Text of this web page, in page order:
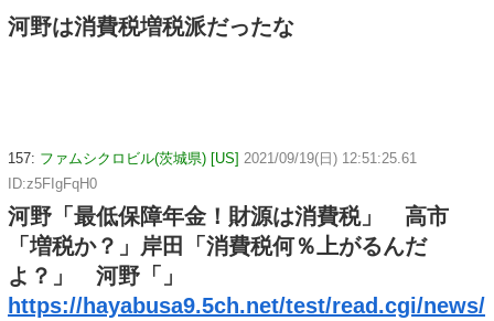
河野は消費税増税派だったな
157: ファムシクロビル(茨城県) [US] 2021/09/19(日) 12:51:25.61
ID:z5FIgFqH0
河野「最低保障年金！財源は消費税」 高市
「増税か？」岸田「消費税何％上がるんだ
よ？」 河野「」
https://hayabusa9.5ch.net/test/read.cgi/news/